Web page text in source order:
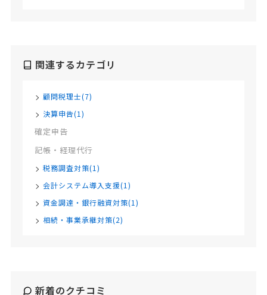
関連するカテゴリ
顧問税理士(7)
決算申告(1)
確定申告
記帳・経理代行
税務調査対策(1)
会計システム導入支援(1)
資金調達・銀行融資対策(1)
相続・事業承継対策(2)
新着のクチコミ